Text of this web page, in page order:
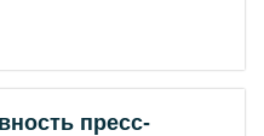
пресс-